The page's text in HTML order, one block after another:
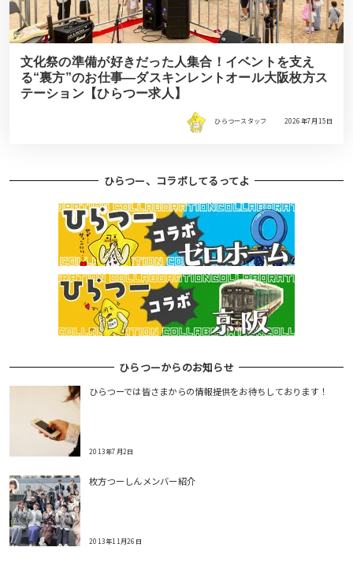
文化祭の準備が好きだった人集合！イベントを支え
る“裏方”のお仕事―ダスキンレントオール大阪枚方ス
テーション【ひらつー求人】
ひらつースタッフ 2026年7月15日
ひらつー、コラボしてるってよ
ひらつーからのお知らせ
ひらつーでは皆さまからの情報提供をお待ちしております！
2013年7月2日
枚方つーしんメンバー紹介
2013年11月26日